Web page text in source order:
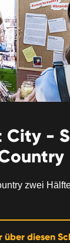
City -
zwei
über diesen